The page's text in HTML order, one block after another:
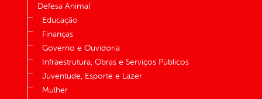
Defesa Animal
Educação
Finanças
Governo e Ouvidoria
Infraestrutura, Obras e Serviços Públicos
Juventude, Esporte e Lazer
Mulher